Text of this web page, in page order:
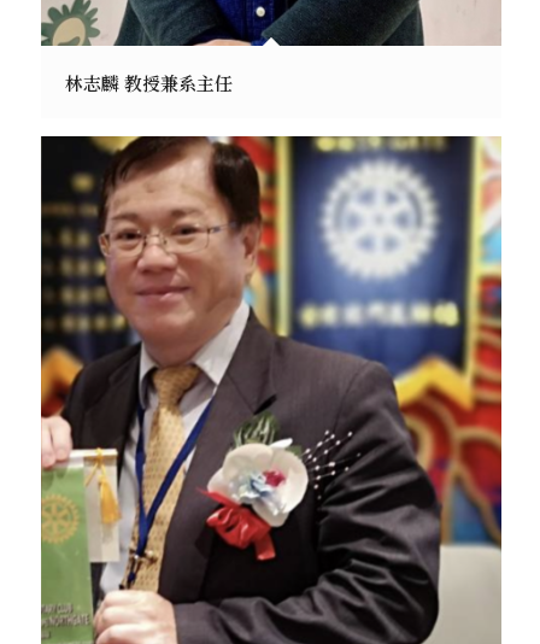
林志麟 教授兼系主任